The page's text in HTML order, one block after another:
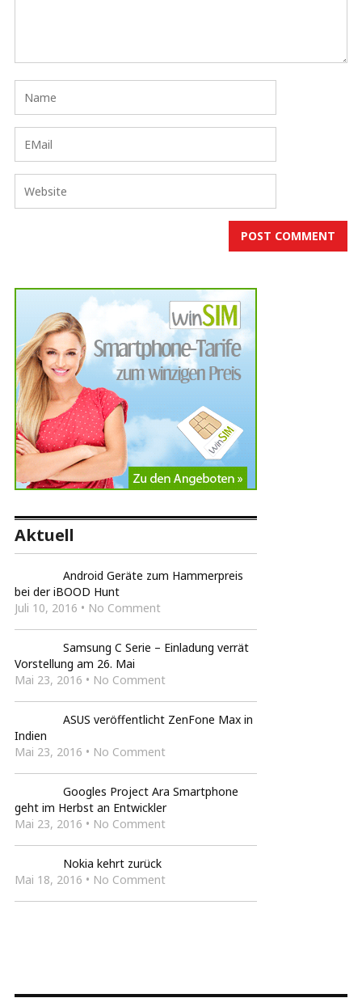
Aktuell
Android Geräte zum Hammerpreis
bei der iBOOD Hunt
Juli 10, 2016 • No Comment
Samsung C Serie – Einladung verrät
Vorstellung am 26. Mai
Mai 23, 2016 • No Comment
ASUS veröffentlicht ZenFone Max in
Indien
Mai 23, 2016 • No Comment
Googles Project Ara Smartphone
geht im Herbst an Entwickler
Mai 23, 2016 • No Comment
Nokia kehrt zurück
Mai 18, 2016 • No Comment